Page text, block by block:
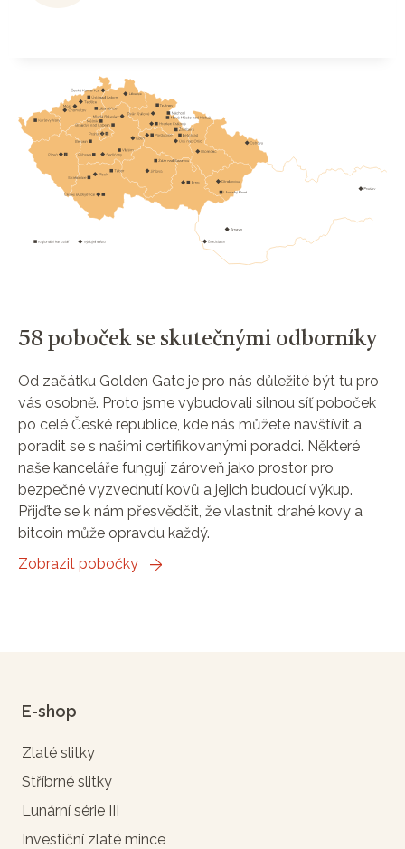
58 poboček se skutečnými odborníky
Od začátku Golden Gate je pro nás důležité být tu pro
vás osobně. Proto jsme vybudovali silnou síť poboček
po celé České republice, kde nás můžete navštívit a
poradit se s našimi certifikovanými poradci. Některé
naše kanceláře fungují zároveň jako prostor pro
bezpečné vyzvednutí kovů a jejich budoucí výkup.
Přijďte se k nám přesvědčit, že vlastnit drahé kovy a
bitcoin může opravdu každý.
Zobrazit pobočky
E-shop
Zlaté slitky
Stříbrné slitky
Lunární série III
Investiční zlaté mince